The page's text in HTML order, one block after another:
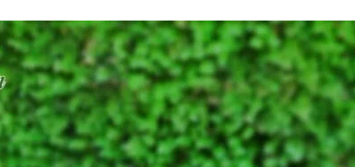
Add to
wishlist